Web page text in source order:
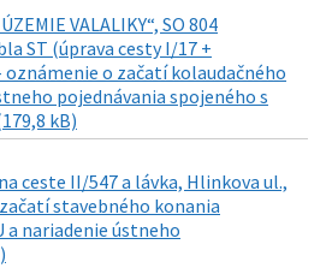
VALALIKY“, SO 804
ST (úprava cesty I/17 +
oznámenie o začatí kolaudačného
pojednávania spojeného s
kB)
ceste II/547 a lávka, Hlinkova ul.,
stavebného konania
a nariadenie ústneho